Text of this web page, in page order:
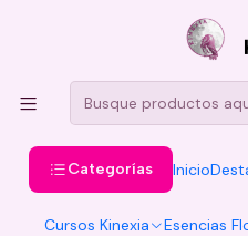
Categorías Inicio
Cursos Kinexia Esencias